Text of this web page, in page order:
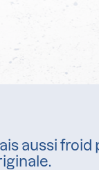
aussi froid